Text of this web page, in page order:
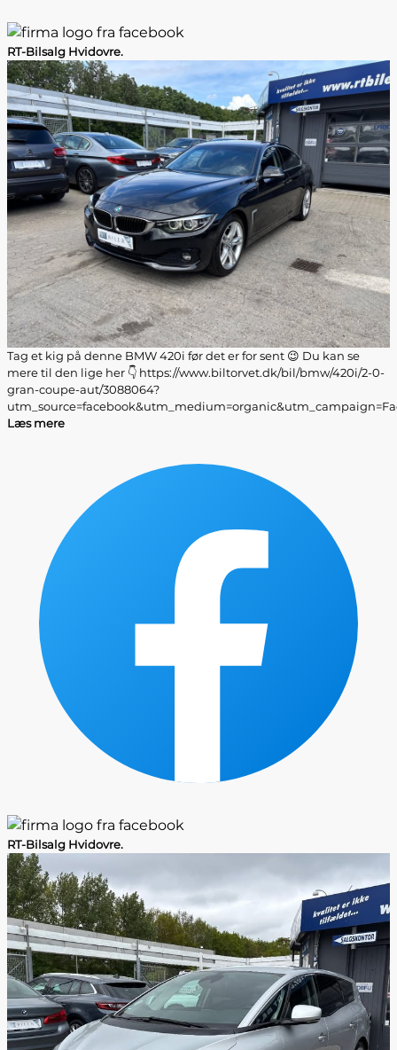
RT-Bilsalg Hvidovre.
Tag et kig på denne BMW 420i før det er for sent 😉 Du kan se
mere til den lige her 👇 https://www.biltorvet.dk/bil/bmw/420i/2-0-
gran-coupe-aut/3088064?
Læs mere
RT-Bilsalg Hvidovre.